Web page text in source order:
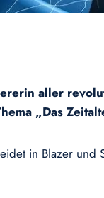
aller
„Das
in Blazer